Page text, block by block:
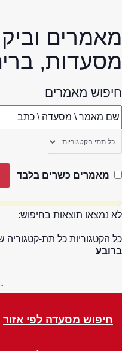
מאמרים
מסעדות,
חיפוש מאמרים
מאמרים כשרים בלבד
לא נמצאו תוצאות בחיפוש:
כל הקטגוריות כל תת-
ברובע
חיפוש מסעדה לפי אזור